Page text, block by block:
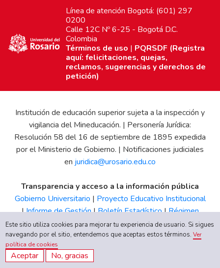
Línea de atención Bogotá: (601) 297
0200
Calle 12C Nº 6-25 - Bogotá D.C.
Colombia
Términos de uso | PQRSDF (Registra
aquí: felicitaciones, quejas,
reclamos, sugerencias y derechos de
petición)
Institución de educación superior sujeta a la inspección y
vigilancia del Mineducación. | Personería Jurídica:
Resolución 58 del 16 de septiembre de 1895 expedida
por el Ministerio de Gobierno. | Notificaciones judiciales
en juridica@urosario.edu.co
Transparencia y acceso a la información pública
Gobierno Universitario | Proyecto Educativo Institucional
|Informe de Gestión|Boletín Estadístico|Régimen
Tributario|Estados Financieros |Código de Ética| Canal
de Integridad UR
Este sitio utiliza cookies para mejorar tu experiencia de usuario. Si sigues
navegando por el sitio, entendemos que aceptas estos términos.Ver
política de cookies
Aceptar No, gracias